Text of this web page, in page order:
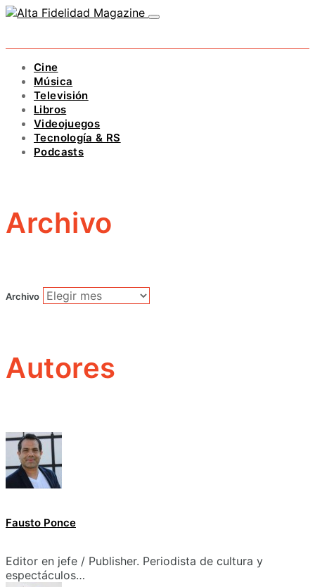
Cine
Música
Televisión
Libros
Videojuegos
Tecnología & RS
Podcasts
Archivo
Archivo
Autores
Fausto Ponce
Editor en jefe / Publisher. Periodista de cultura y
espectáculos…